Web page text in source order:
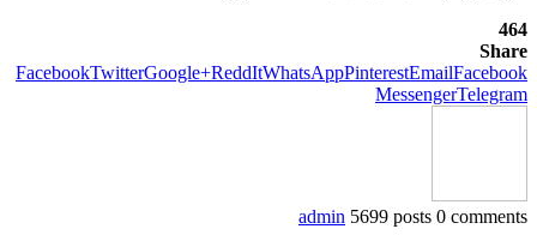
464
Share
FacebookTwitterGoogle+ReddItWhatsAppPinterestEmailFacebook
MessengerTelegram
admin 5699 posts 0 comments